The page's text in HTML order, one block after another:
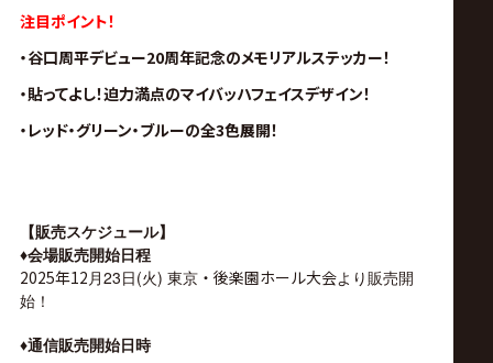
注目ポイント！
・谷口周平デビュー20周年記念のメモリアルステッカー！
・貼ってよし！迫力満点のマイバッハフェイスデザイン！
・ レッド・グリーン・ブルーの全3色展開！
【販売スケジュール】
♦︎会場販売開始日程
2025年12月23日(火) 東京・後楽園ホール大会より販売開
始！
♦︎通信販売開始日時